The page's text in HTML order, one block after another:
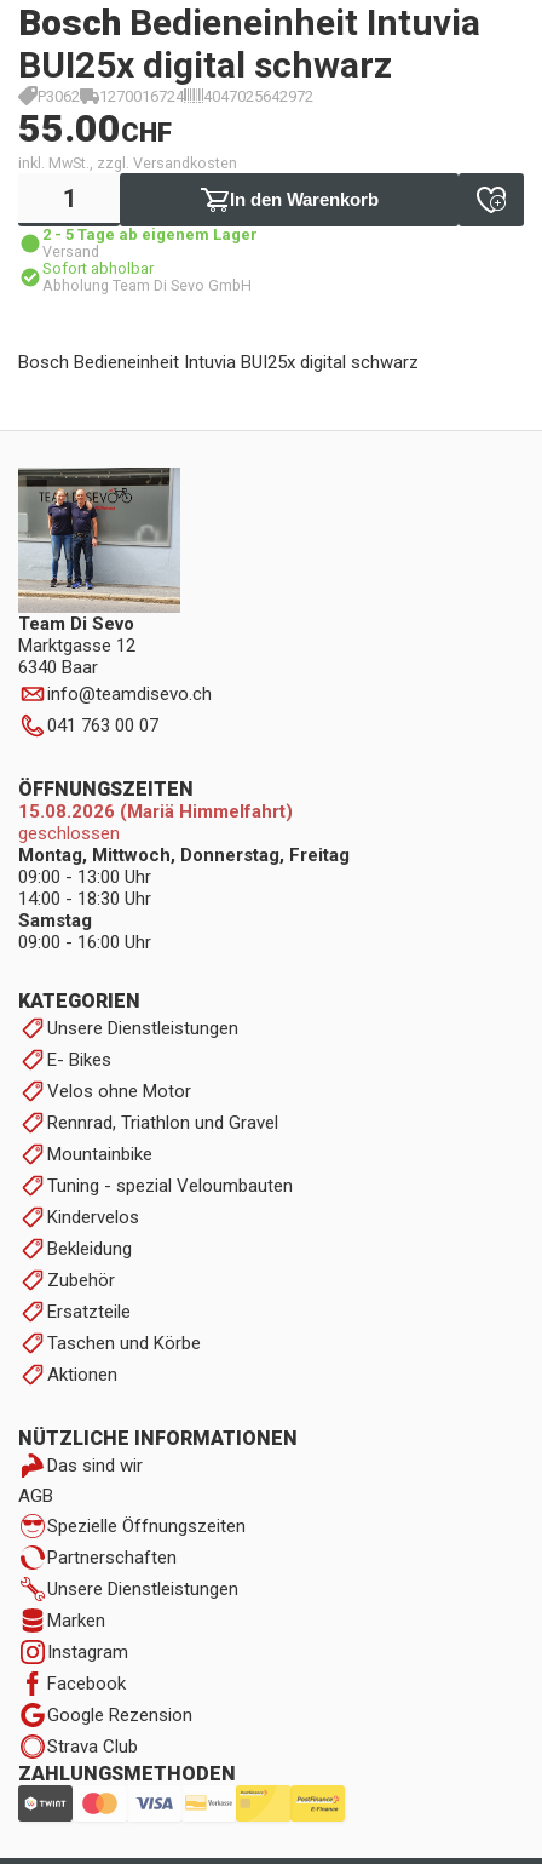
Bosch Bedieneinheit Intuvia
BUI25x digital schwarz
P3062 1270016724 4047025642972
55.00CHF
inkl. MwSt., zzgl. Versandkosten
In den Warenkorb
2 - 5 Tage ab eigenem Lager
Versand
Sofort abholbar
Abholung Team Di Sevo GmbH
Bosch Bedieneinheit Intuvia BUI25x digital schwarz
Team Di Sevo
Marktgasse 12
6340 Baar
info@teamdisevo.ch
041 763 00 07
KATEGORIEN
Unsere Dienstleistungen
E- Bikes
Velos ohne Motor
Rennrad, Triathlon und Gravel
Mountainbike
Tuning - spezial Veloumbauten
Kindervelos
Bekleidung
Zubehör
Ersatzteile
Taschen und Körbe
Aktionen
NÜTZLICHE INFORMATIONEN
Das sind wir
AGB
Spezielle Öffnungszeiten
Partnerschaften
Unsere Dienstleistungen
Marken
Instagram
Facebook
Google Rezension
Strava Club
ZAHLUNGSMETHODEN
ÖFFNUNGSZEITEN
15.08.2026 (Mariä Himmelfahrt)
geschlossen
Montag, Mittwoch, Donnerstag, Freitag
09:00 - 13:00 Uhr
14:00 - 18:30 Uhr
Samstag
09:00 - 16:00 Uhr